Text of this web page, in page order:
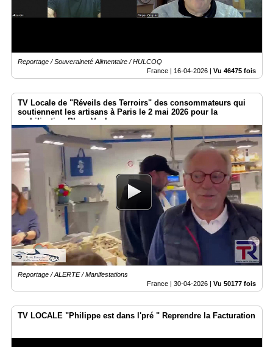
Reportage / Souveraineté Alimentaire / HULCOQ
France | 16-04-2026 | Vu 46475 fois
TV Locale de "Réveils des Terroirs" des consommateurs qui
soutiennent les artisans à Paris le 2 mai 2026 pour la
mobilisation Place Vauban
Reportage / ALERTE / Manifestations
France | 30-04-2026 | Vu 50177 fois
TV LOCALE "Philippe est dans l'pré " Reprendre la Facturation